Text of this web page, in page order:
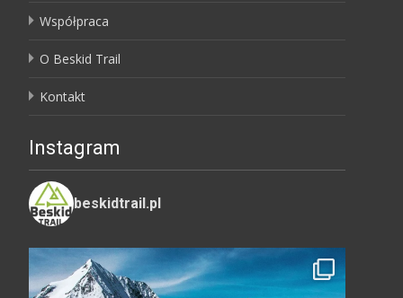
Współpraca
O Beskid Trail
Kontakt
Instagram
beskidtrail.pl